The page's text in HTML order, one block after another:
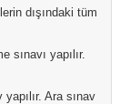
dışındaki tüm
sınavı yapılır.
Ara sınav